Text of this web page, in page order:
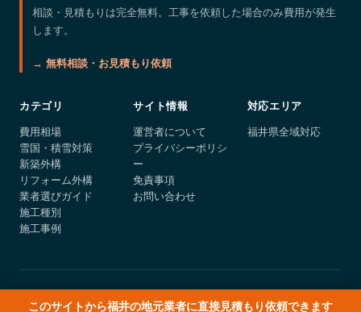
相談・見積もりは完全無料。工事を依頼した場合のみ費用が発生
します。
→ 無料相談・お見積もり依頼
カテゴリ
費用相場
雪国・積雪対策
新築外構
リフォーム外構
業者選びガイド
施工種別
施工事例
サイト情報
運営者について
プライバシーポリシ
ー
免責事項
お問い合わせ
対応エリア
福井県全域対応
© 2026 fukui-gaiko.com
このサイトから福井の地元業者に直接見積もり依頼できます